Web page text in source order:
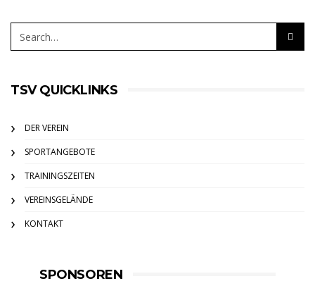
TSV QUICKLINKS
DER VEREIN
SPORTANGEBOTE
TRAININGSZEITEN
VEREINSGELÄNDE
KONTAKT
SPONSOREN